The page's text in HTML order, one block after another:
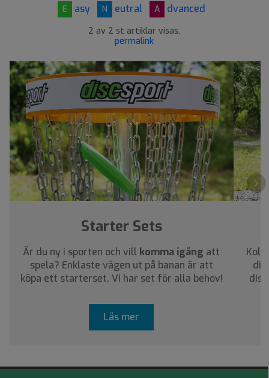
E
asy N eutral A dvanced
2 av 2 st artiklar visas.
permalink
›
Starter Sets
Är du ny i sporten och vill komma igång att
spela? Enklaste vägen ut på banan är att
köpa ett starterset. Vi har set för alla behov!
Läs mer